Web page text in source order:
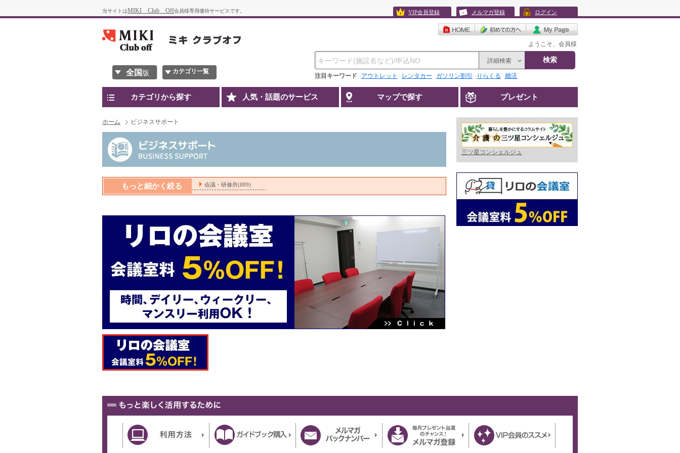
当サイトはMIKI Club Off会員様専用優待サービスです。 VIP会員登録 メルマガ登録 ログイン
ようこそ、会員様
全国 版 カテゴリ一覧
詳細検索 検索
注目キーワード アウトレット レンタカー ガソリン割引 りらくる 婚活
カテゴリから探す 人気・話題のサービス マップで探す プレゼント
ホーム ビジネスサポート
もっと細かく絞る 会議・研修所(889)
三ツ星コンシェルジュ